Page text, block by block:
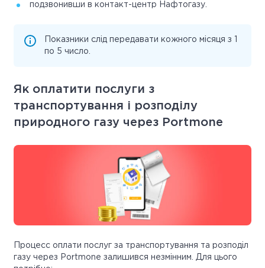
подзвонивши в контакт-центр Нафтогазу.
Показники слід передавати кожного місяця з 1
по 5 число.
Як оплатити послуги з
транспортування і розподілу
природного газу через Portmone
Процесс оплати послуг за транспортування та розподіл
газу через Portmone залишився незмінним. Для цього